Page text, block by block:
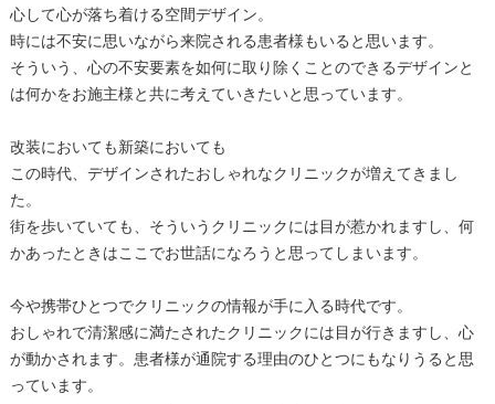
心して心が落ち着ける空間デザイン。
時には不安に思いながら来院される患者様もいると思います。
そういう、心の不安要素を如何に取り除くことのできるデザインと
は何かをお施主様と共に考えていきたいと思っています。
改装においても新築においても
この時代、デザインされたおしゃれなクリニックが増えてきまし
た。
街を歩いていても、そういうクリニックには目が惹かれますし、何
かあったときはここでお世話になろうと思ってしまいます。
今や携帯ひとつでクリニックの情報が手に入る時代です。
おしゃれで清潔感に満たされたクリニックには目が行きますし、心
が動かされます。患者様が通院する理由のひとつにもなりうると思
っています。